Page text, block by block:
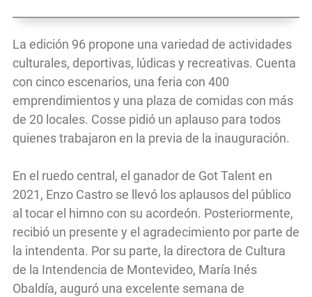
La edición 96 propone una variedad de actividades
culturales, deportivas, lúdicas y recreativas. Cuenta
con cinco escenarios, una feria con 400
emprendimientos y una plaza de comidas con más
de 20 locales. Cosse pidió un aplauso para todos
quienes trabajaron en la previa de la inauguración.
En el ruedo central, el ganador de Got Talent en
2021, Enzo Castro se llevó los aplausos del público
al tocar el himno con su acordeón. Posteriormente,
recibió un presente y el agradecimiento por parte de
la intendenta. Por su parte, la directora de Cultura
de la Intendencia de Montevideo, María Inés
Obaldía, auguró una excelente semana de